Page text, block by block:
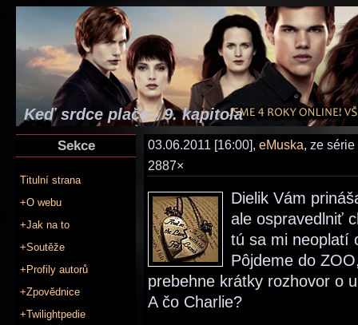
Keď srdce plače - 9. kapitola
Sekce
Titulní strana
+O webu
+Jak na to
+Soutěže
+Profily autorů
+Zpovědnice
+Twilightpedie
03.06.2011 [16:00], eMuska, ze série
2887×
Dielik Vám
ale ospravedlniť
tú sa mi neoplatí
Pôjdeme do
prebehne krátky rozhovor o
A čo Charlie?